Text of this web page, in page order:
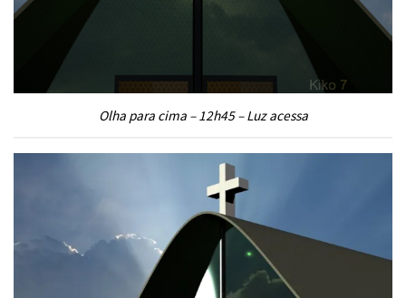
Olha para cima – 12h45 – Luz acessa